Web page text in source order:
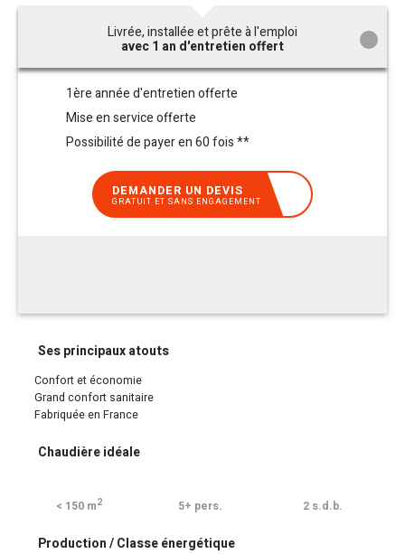
Livrée, installée et prête à l'emploi
avec 1 an d'entretien offert
1ère année d'entretien offerte
Mise en service offerte
Possibilité de payer en 60 fois **
DEMANDER UN DEVIS
GRATUIT ET SANS ENGAGEMENT
Ses principaux atouts
Confort et économie
Grand confort sanitaire
Fabriquée en France
Chaudière idéale
< 150 m2 5+ pers. 2 s.d.b.
Production / Classe énergétique